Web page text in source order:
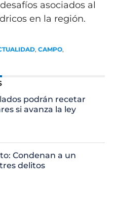
asociados al
en la región.
, CAMPO,
podrán recetar
si avanza la ley
Condenan a un
delitos